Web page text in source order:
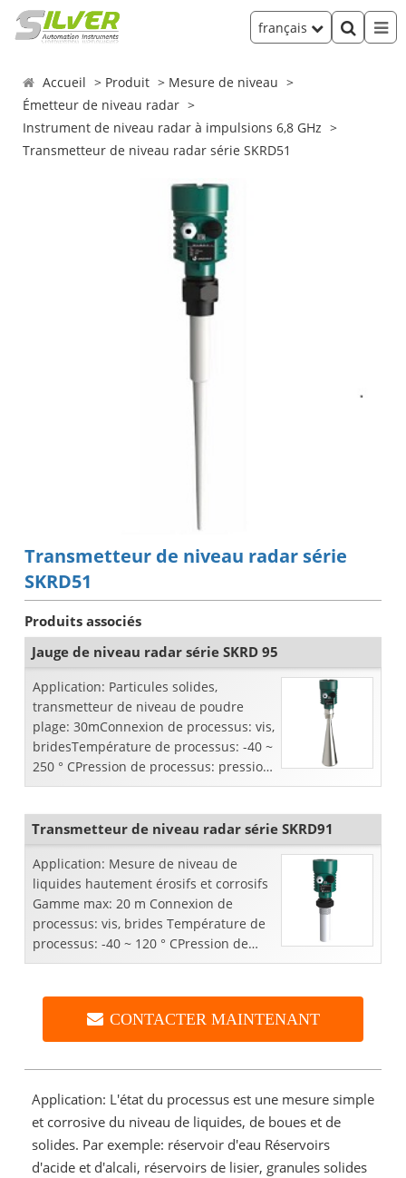
français
Accueil Produit
Mesure de niveau
Émetteur de niveau radar
Instrument de niveau radar à impulsions 6,8 GHz
Transmetteur de niveau radar série SKRD51
Transmetteur de niveau radar série
SKRD51
Produits associés
Jauge de niveau radar série SKRD 95
Application: Particules solides,
transmetteur de niveau de poudre
plage: 30mConnexion de processus: vis,
bridesTempérature de processus: -40 ~
250 ° CPression de processus: pression
atmosphériquePrécision: ±
Transmetteur de niveau radar série SKRD91
Application: Mesure de niveau de
liquides hautement érosifs et corrosifs
Gamme max: 20 m Connexion de
processus: vis, brides Température de
processus: -40 ~ 120 ° CPression de
processus: -0,1 ~ 0,3 Mpa Précision: ± 5
CONTACTER MAINTENANT
Application: L'état du processus est une mesure simple
et corrosive du niveau de liquides, de boues et de
solides. Par exemple: réservoir d'eau Réservoirs
d'acide et d'alcali, réservoirs de lisier, granules solides